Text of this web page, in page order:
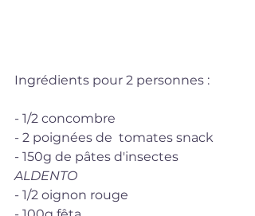
Ingrédients pour 2 personnes :
- 1/2 concombre
- 2 poignées de  tomates snack
- 150g de pâtes d'insectes
ALDENTO
- 1/2 oignon rouge